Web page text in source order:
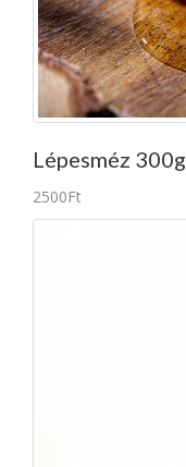
Lépesméz 300g
2500Ft